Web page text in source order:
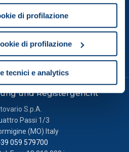
scelte. È possibile
consenso in qualsiasi
sui cookie o facendo clic
privacy.
sulla tua posizione
di qualche
scansionandolo
di caratteristiche specifiche
di profilazione
di profilazione
tecnici e analytics
Gesellschafter.
und Führung der TECO Electric &
Co.Ltd.
und Registergericht
S.p.A.
Passi 1/3
(MO) Italy
059 579700